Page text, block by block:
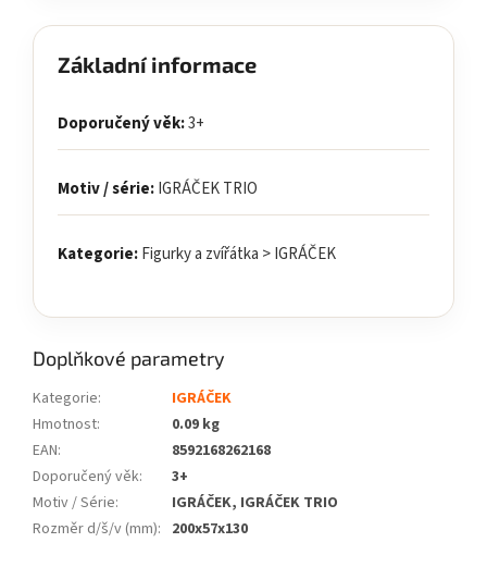
Základní informace
Doporučený věk:3+
Motiv / série:IGRÁČEK TRIO
Kategorie:Figurky a zvířátka > IGRÁČEK
Doplňkové parametry
Kategorie:
IGRÁČEK
Hmotnost:
0.09 kg
EAN:
8592168262168
Doporučený věk:
3+
Motiv / Série:
IGRÁČEK, IGRÁČEK TRIO
Rozměr d/š/v (mm): 200x57x130